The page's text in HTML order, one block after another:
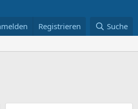
Registrieren Suche